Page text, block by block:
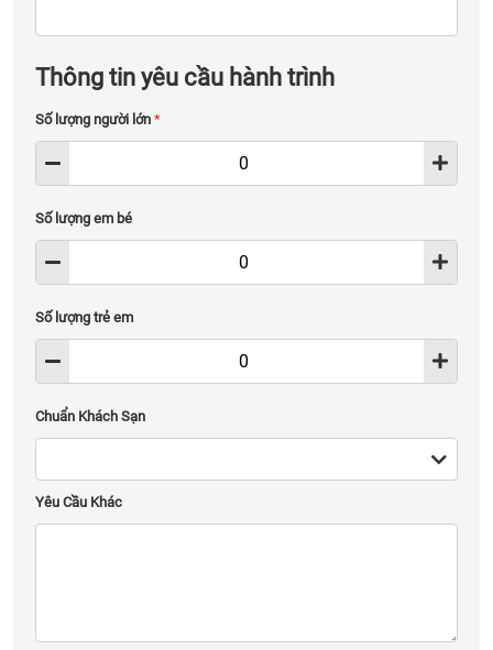
Thông tin yêu cầu hành trình
Số lượng người lớn *
Số lượng em bé
Số lượng trẻ em
Chuẩn Khách Sạn
Yêu Cầu Khác